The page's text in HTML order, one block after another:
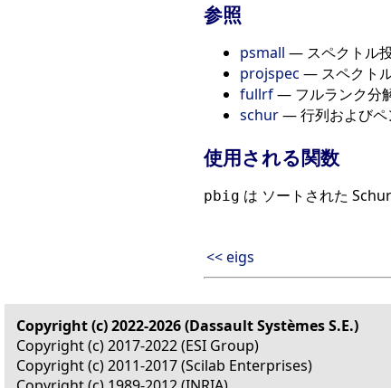
参照
psmall — スペクトル
projspec — スペクト
fullrf— フルランク分
schur— 行列およびペ
使用される関数
pbig は ソートされた
<< eigs
Copyright (c) 2022-2026 (Dassault Systèmes S.E.)
Copyright (c) 2017-2022 (ESI Group)
Copyright (c) 2011-2017 (Scilab Enterprises)